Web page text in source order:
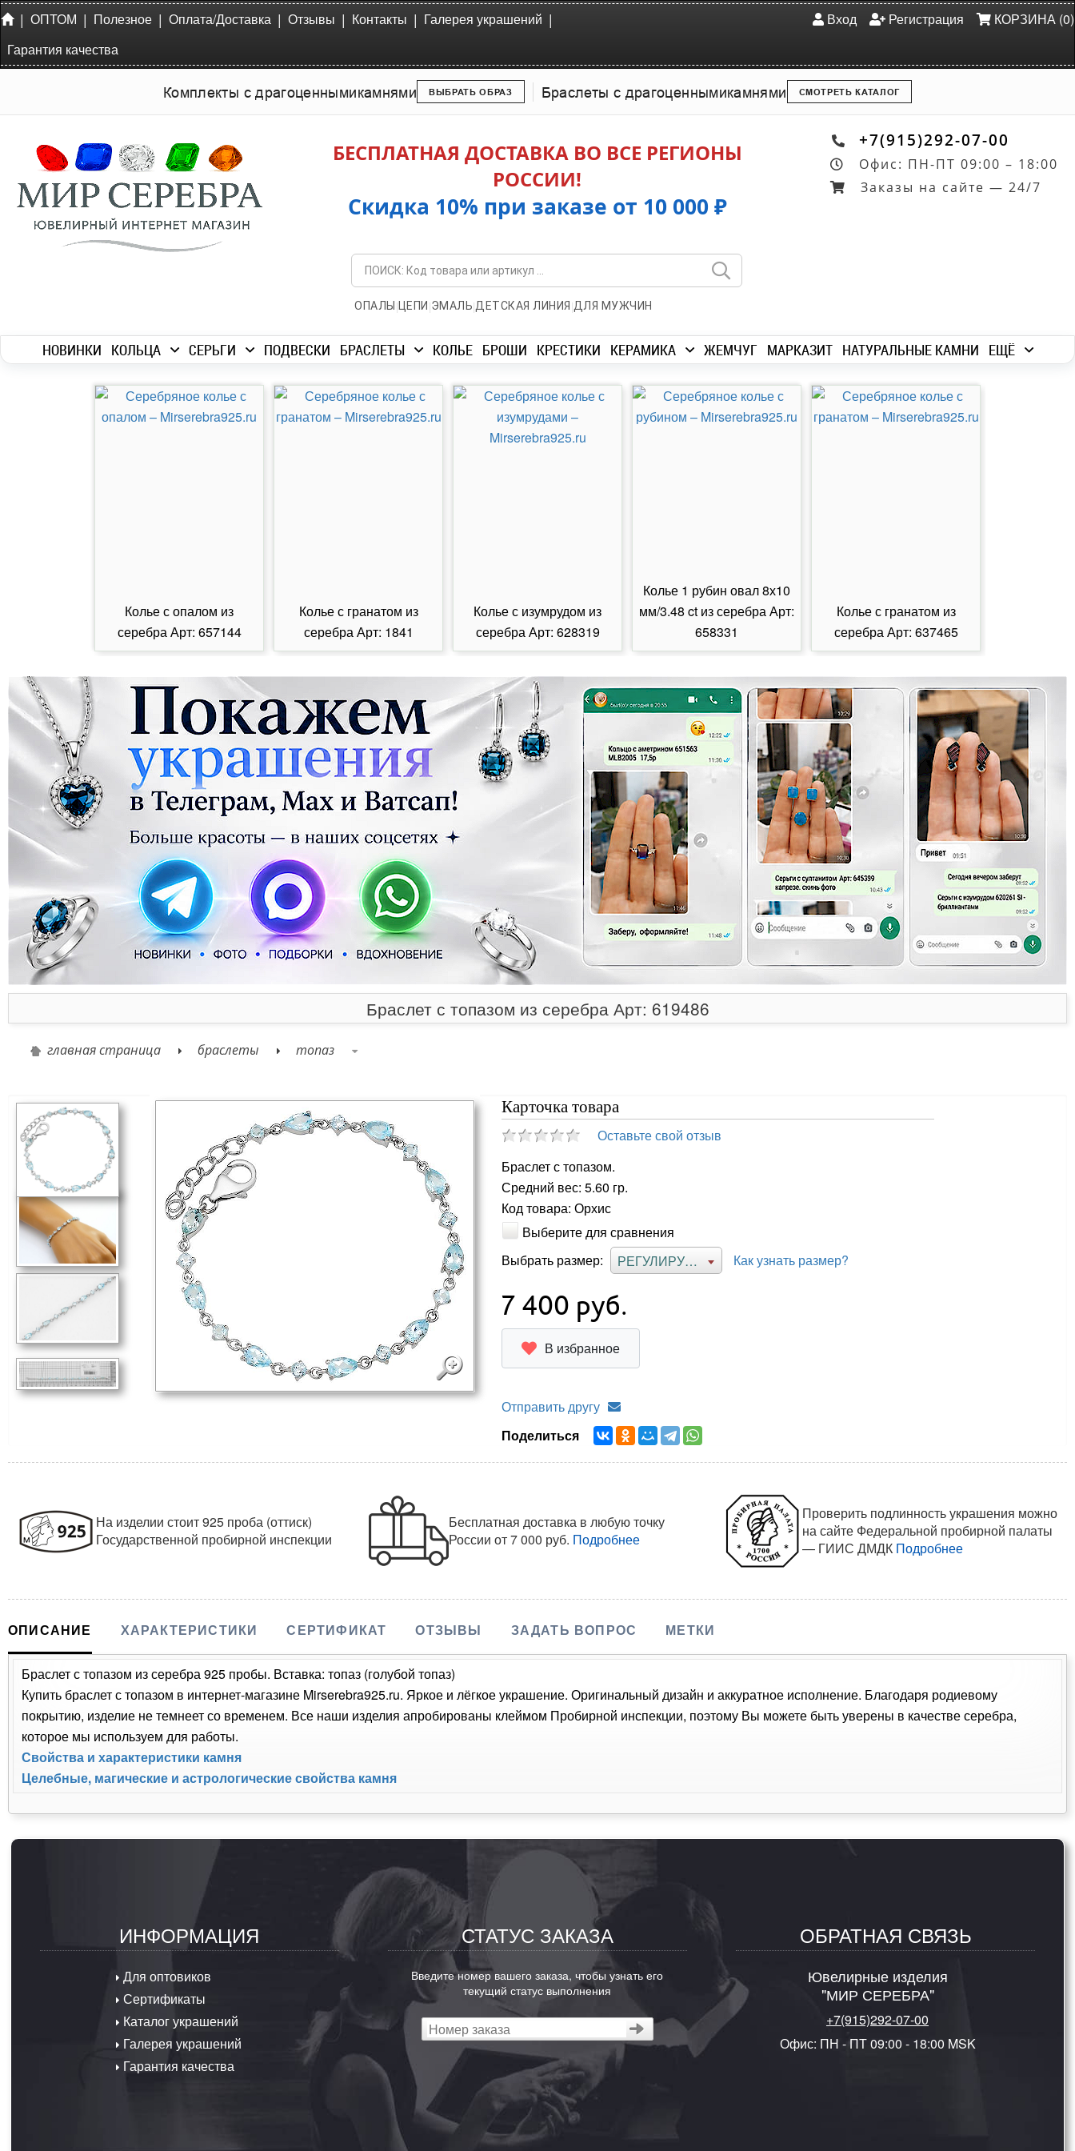
| ОПТОМ | Полезное | Оплата/Доставка | Отзывы | Контакты | Галерея украшений |
Гарантия качества
Вход Регистрация КОРЗИНА (0)
Комплекты с драгоценнымикамнями ВЫБРАТЬ ОБРАЗ Браслеты с драгоценнымикамнями СМОТРЕТЬ КАТАЛОГ
БЕСПЛАТНАЯ ДОСТАВКА ВО ВСЕ РЕГИОНЫ
РОССИИ!
Скидка 10% при заказе от 10 000 ₽
ОПАЛЫ | ЦЕПИ |ЭМАЛЬ|ДЕТСКАЯ ЛИНИЯ |ДЛЯ МУЖЧИН
+7(915)292-07-00
Офис: ПН-ПТ 09:00 – 18:00
Заказы на сайте — 24/7
НОВИНКИ КОЛЬЦА СЕРЬГИ ПОДВЕСКИ БРАСЛЕТЫ КОЛЬЕ БРОШИ КРЕСТИКИ КЕРАМИКА ЖЕМЧУГ МАРКАЗИТ НАТУРАЛЬНЫЕ КАМНИ ЕЩЁ
Колье с опалом из
серебра Арт: 657144
Колье с гранатом из
серебра Арт: 1841
Колье с изумрудом из
серебра Арт: 628319
Колье 1 рубин овал 8х10
мм/3.48 ct из серебра Арт:
658331
Колье с гранатом из
серебра Арт: 637465
Браслет с топазом из серебра Арт: 619486
главная страница браслеты топаз
Карточка товара
Оставьте свой отзыв
Браслет с топазом.
Средний вес: 5.60 гр.
Код товара: Орхис
Выберите для сравнения
Выбрать размер:
РЕГУЛИРУЕМЫЙ Как узнать размер?
7 400 руб.
В избранное
Отправить другу
Поделиться
На изделии стоит 925 проба (оттиск)
Государственной пробирной инспекции
Бесплатная доставка в любую точку
Россииот 7 000 руб. Подробнее
Проверить подлинность украшения можно
на сайте Федеральной пробирной палаты
— ГИИС ДМДК Подробнее
ОПИСАНИЕ ХАРАКТЕРИСТИКИ СЕРТИФИКАТ ОТЗЫВЫ ЗАДАТЬ ВОПРОС МЕТКИ
Браслет с топазом из серебра 925 пробы. Вставка: топаз (голубой топаз)
Купить браслет с топазом в интернет-магазине Mirserebra925.ru. Яркое и лёгкое украшение. Оригинальный дизайн и аккуратное исполнение. Благодаря родиевому
покрытию, изделие не темнеет со временем. Все наши изделия апробированы клеймом Пробирной инспекции, поэтому Вы можете быть уверены в качестве серебра,
которое мы используем для работы.
Свойства и характеристики камня
Целебные, магические и астрологические свойства камня
ИНФОРМАЦИЯ
Для оптовиков
Сертификаты
Каталог украшений
Галерея украшений
Гарантия качества
СТАТУС ЗАКАЗА
Введите номер вашего заказа, чтобы узнать его
текущий статус выполнения
ОБРАТНАЯ СВЯЗЬ
Ювелирные изделия
"МИР СЕРЕБРА"
+7(915)292-07-00
Офис: ПН - ПТ 09:00 - 18:00 MSK